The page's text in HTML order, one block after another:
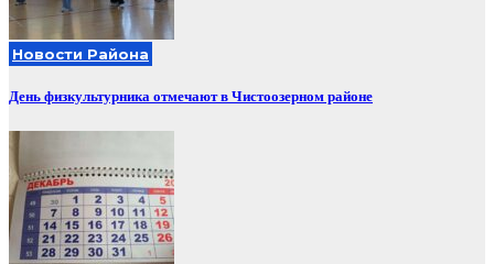
Новости Района
День физкультурника отмечают в Чистоозерном районе